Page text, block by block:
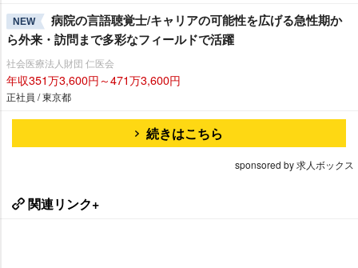
NEW
病院の言語聴覚士/キャリアの可能性を広げる急性期か
ら外来・訪問まで多彩なフィールドで活躍
社会医療法人財団 仁医会
年収351万3,600円～471万3,600円
正社員 / 東京都
続きはこちら
sponsored by 求人ボックス
関連リンク+